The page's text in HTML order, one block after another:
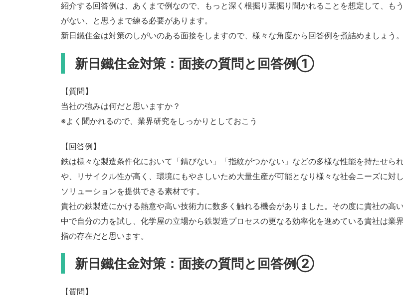
紹介する回答例は、あくまで例なので、もっと深く根掘り葉掘り聞かれることを想定して、も
がない、と思うまで練る必要があります。
新日鐵住金は対策のしがいのある面接をしますので、様々な角度から回答例を煮詰めましょう。
新日鐵住金対策：面接の質問と回答例①
【質問】
当社の強みは何だと思いますか？
※よく聞かれるので、業界研究をしっかりとしておこう
【回答例】
鉄は様々な製造条件化において「錆びない」「指紋がつかない」などの多様な性能を持たせら
や、リサイクル性が高く、環境にもやさしいため大量生産が可能となり様々な社会ニーズに対
ソリューションを提供できる素材です。
貴社の鉄製造にかける熱意や高い技術力に数多く触れる機会がありました。その度に貴社の高
中で自分の力を試し、化学屋の立場から鉄製造プロセスの更なる効率化を進めている貴社は業
指の存在だと思います。
新日鐵住金対策：面接の質問と回答例②
【質問】